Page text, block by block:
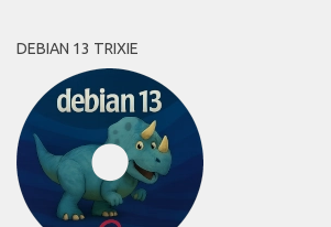
DEBIAN 13 TRIXIE